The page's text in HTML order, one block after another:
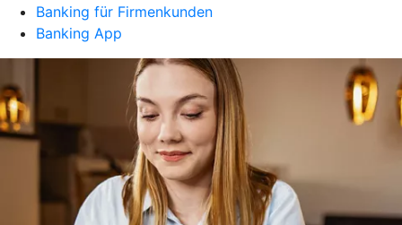
Banking für Firmenkunden
Banking App